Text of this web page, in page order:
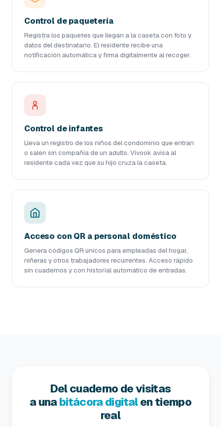
Control de paquetería
Registra los paquetes que llegan a la caseta con foto y
datos del destinatario. El residente recibe una
notificación automática y firma digitalmente al recoger.
Control de infantes
Lleva un registro de los niños del condominio que entran
o salen sin compañía de un adulto. Vivook avisa al
residente cada vez que su hijo cruza la caseta.
Acceso con QR a personal doméstico
Genera códigos QR únicos para empleadas del hogar,
niñeras y otros trabajadores recurrentes. Acceso rápido
sin cuadernos y con historial automático de entradas.
Del cuaderno de visitas
a una bitácora digitalen tiempo
real